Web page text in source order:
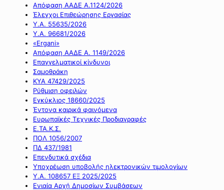
Απόφαση ΑΑΔΕ Α.1124/2026
Έλεγχοι Επιθεώρησης Εργασίας
Υ.Α. 55635/2026
Υ.Α. 96681/2026
«Ergani»
Απόφαση ΑΑΔΕ Α. 1149/2026
Επαγγελματικοί κίνδυνοι
Σαμοθράκη
ΚΥΑ 47429/2025
Ρύθμιση οφειλών
Εγκύκλιος 18660/2025
Έντονα καιρικά φαινόμενα
Ευρωπαϊκές Τεχνικές Προδιαγραφές
Ε.ΤΑ.Κ.Σ.
ΠΟΛ 1056/2007
ΠΔ 437/1981
Επενδυτικά σχέδια
Υποχρέωση υποβολής ηλεκτρονικών τιμολογίων
Υ.Α. 108657 ΕΞ 2025/2025
Ενιαία Αρχή Δημοσίων Συμβάσεων